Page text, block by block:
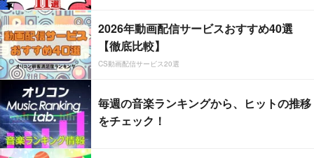
2026年動画配信サービスおすすめ40選
【徹底比較】
CS動画配信サービス20選
毎週の音楽ランキングから、ヒットの推移
をチェック！